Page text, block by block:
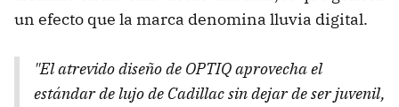
un efecto que la marca denomina lluvia digital.
"El atrevido diseño de OPTIQ aprovecha el
estándar de lujo de Cadillac sin dejar de ser juvenil,